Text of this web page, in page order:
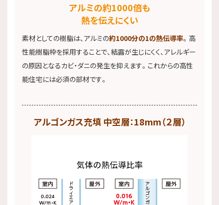
アルミの約1000倍も
熱を伝えにくい
素材としての樹脂は、アルミの約1000分の1の熱伝導率。高
性能樹脂枠を採用することで、結露が生じにくく、アレルギー
の原因となるカビ・ダニの発生を抑えます。これからの高性
能住宅には必須の部材です。
アルゴンガス充填​ 中空層：18mm（２層）